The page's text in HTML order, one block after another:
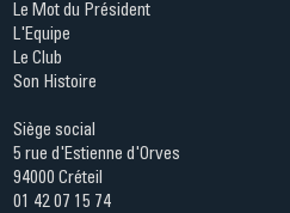
Le Mot du Président
L'Equipe
Le Club
Son Histoire
Siège social
5 rue d'Estienne d'Orves
94000 Créteil
01 42 07 15 74